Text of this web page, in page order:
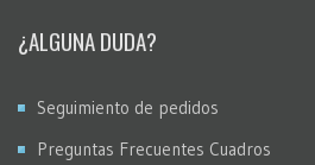
¿ALGUNA DUDA?
Seguimiento de pedidos
Preguntas Frecuentes Cuadros